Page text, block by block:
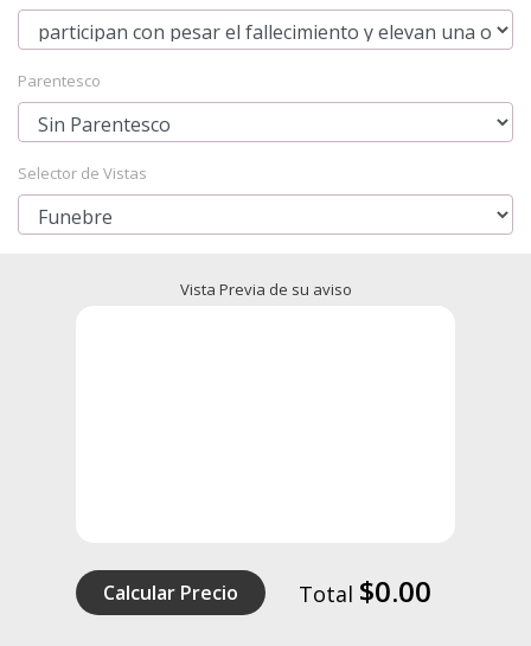
Parentesco
Selector de Vistas
Vista Previa de su aviso
Calcular Precio Total $0.00